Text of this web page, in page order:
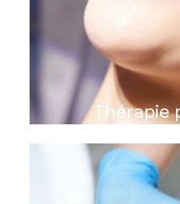
Thérapie